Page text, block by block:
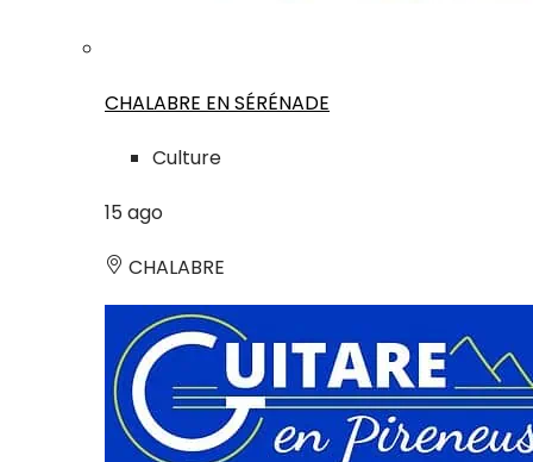
CHALABRE EN SÉRÉNADE
Culture
15 ago
CHALABRE